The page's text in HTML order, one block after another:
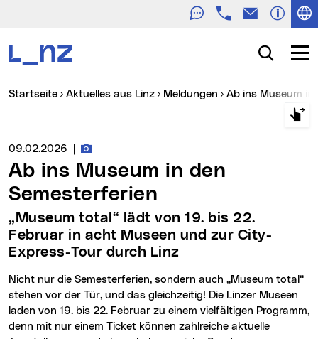
TelefonE-Mail
Suche
Sie sind hier:
Startseite Aktuelles aus Linz Meldungen Ab ins Museum
Medienservice vom:
09.02.2026 Fotos zur Meldung
Ab ins Museum in den
Semesterferien
„Museum total“ lädt von 19. bis 22.
Februar in acht Museen und zur City-
Express-Tour durch Linz
Nicht nur die Semesterferien, sondern auch „Museum total“
stehen vor der Tür, und das gleichzeitig! Die Linzer Museen
laden von 19. bis 22. Februar zu einem vielfältigen Programm,
denn mit nur einem Ticket können zahlreiche aktuelle